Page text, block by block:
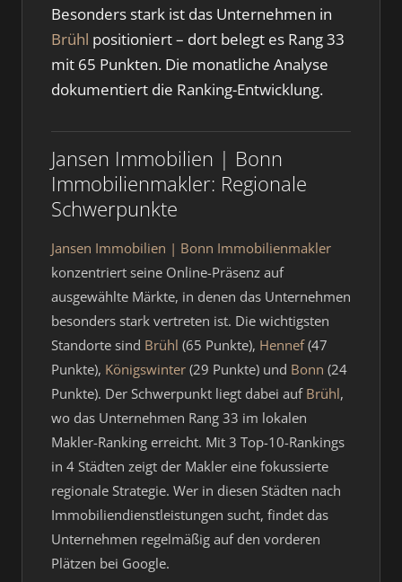
Besonders stark ist das Unternehmen in
Brühl positioniert – dort belegt es Rang 33
mit 65 Punkten. Die monatliche Analyse
dokumentiert die Ranking-Entwicklung.
Jansen Immobilien | Bonn
Immobilienmakler: Regionale
Schwerpunkte
Jansen Immobilien | Bonn Immobilienmakler
konzentriert seine Online-Präsenz auf
ausgewählte Märkte, in denen das Unternehmen
besonders stark vertreten ist. Die wichtigsten
Standorte sind Brühl (65 Punkte), Hennef(47
Punkte), Königswinter (29 Punkte) und Bonn (24
Punkte). Der Schwerpunkt liegt dabei auf Brühl,
wo das Unternehmen Rang 33 im lokalen
Makler-Ranking erreicht. Mit 3 Top-10-Rankings
in 4 Städten zeigt der Makler eine fokussierte
regionale Strategie. Wer in diesen Städten nach
Immobiliendienstleistungen sucht, findet das
Unternehmen regelmäßig auf den vorderen
Plätzen bei Google.